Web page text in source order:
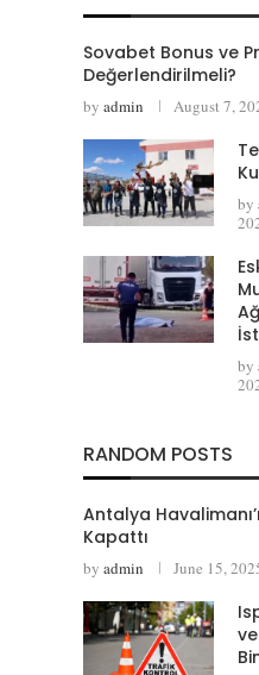
Sovabet Bonus ve
Değerlendirilmeli?
by admin August 7,
by
by
RANDOM POSTS
Antalya
Kapattı
by admin June 15,